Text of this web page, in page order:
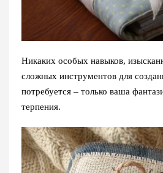
Никаких особых навыков,
сложных инструментов для
потребуется – только ваша
терпения.